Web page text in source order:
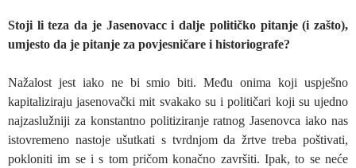
Stoji li teza da je Jasenovacc i dalje političko pitanje (i zašto),
umjesto da je pitanje za povjesničare i historiografe?
Nažalost jest iako ne bi smio biti. Među onima koji uspješno
kapitaliziraju jasenovački mit svakako su i političari koji su ujedno
najzaslužniji za konstantno politiziranje ratnog Jasenovca iako nas
istovremeno nastoje ušutkati s tvrdnjom da žrtve treba poštivati,
pokloniti im se i s tom pričom konačno završiti. Ipak, to se neće